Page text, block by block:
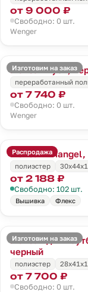
от 9 000 ₽
Свободно: 0 шт.
Wenger
Изготовим на заказ
Рюкзак Tyon,
переработанный
от 7 740 ₽
Свободно: 0 шт.
Wenger
Распродажа
Рюкзак Triangel,
полиэстер
от 2 188 ₽
Свободно: 102 шт.
Вышивка Флекс
Изготовим на заказ
Рюкзак для
черный
полиэстер
от 7 700 ₽
Свободно: 0 шт.